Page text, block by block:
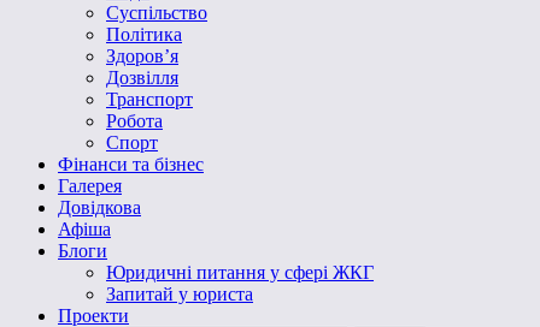
Суспільство
Політика
Здоров’я
Дозвілля
Транспорт
Робота
Спорт
Фінанси та бізнес
Галерея
Довідкова
Афіша
Блоги
Юридичні питання у сфері ЖКГ
Запитай у юриста
Проекти